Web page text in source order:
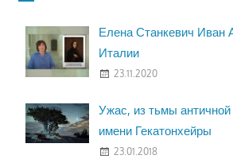
Елена Станкевич Иван
Италии
23.11.2020
Ужас, из тьмы
имени Гекатонхейры
23.01.2018